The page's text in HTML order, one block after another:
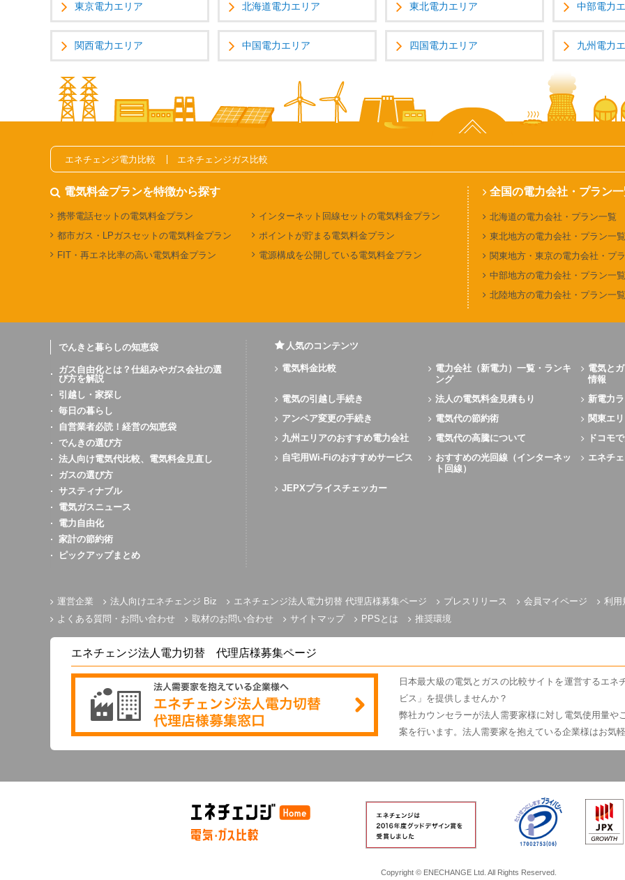
東京電力エリア 北海道電力エリア 東北電力エリア 中部電力
関西電力エリア 中国電力エリア 四国電力エリア 九州電力
ページ上部へ
エネチェンジ電力比較 エネチェンジガス比較
電気料金プランを特徴から探す
携帯電話セットの電気料金プラン
インターネット回線セットの電気料金プラン
都市ガス・LPガスセットの電気料金プラン
ポイントが貯まる電気料金プラン
FIT・再エネ比率の高い電気料金プラン
電源構成を公開している電気料金プラン
全国の電力会社・プラン
北海道の電力会社・プラン一覧
東北地方の電力会社・プラン一覧
関東地方・東京の電力会社・プ
中部地方の電力会社・プラン一覧
北陸地方の電力会社・プラン一覧
でんきと暮らしの知恵袋
ガス自由化とは？仕組みやガス会社の選
び方を解説
引越し・家探し
毎日の暮らし
自営業者必読！経営の知恵袋
でんきの選び方
法人向け電気代比較、電気料金見直し
ガスの選び方
サスティナブル
電気ガスニュース
電力自由化
家計の節約術
ピックアップまとめ
人気のコンテンツ
電気料金比較
電力会社（新電力）一覧・ランキ
ング
電気と
情報
電気の引越し手続き
法人の電気料金見積もり
新電力
アンペア変更の手続き
電気代の節約術
関東エ
九州エリアのおすすめ電力会社
電気代の高騰について
ドコモ
自宅用Wi-Fiのおすすめサービス
おすすめの光回線（インターネッ
ト回線）
エネチ
JEPXプライスチェッカー
運営企業 法人向けエネチェンジ Biz エネチェンジ法人電力切替 代理店様募集ページ プレスリリース 会員マイページ
利用
よくある質問・お問い合わせ
取材のお問い合わせ サイトマップ PPSとは 推奨環境
エネチェンジ法人電力切替 代理店様募集ページ
日本最大級の電気とガスの比較サイトを運営するエ
ビス」を提供しませんか？
弊社カウンセラーが法人需要家様に対し電気使用量
案を行います。法人需要家を抱えている企業様はお気
電気とガスのかんたん比較 エネチェンジ
Copyright © ENECHANGE Ltd. All Rights Reserved.